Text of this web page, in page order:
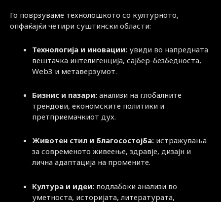
Го поврзуваме технолошкото со културното,
опфаќајќи четири суштински области:
Технологија и иновации: увиди во напредната
вештачка интелигенција, сајбер-безбедноста,
Web3 и метаверзумот.
Бизнис и пазари: анализи на глобалните
трендови, економските политики и
претприемачкиот дух.
Животен стил и благосостојба: истражувања
за современото живеење, здравје, дизајн и
лична адаптација на промените.
Култура и идеи: подлабоки анализи во
уметноста, историјата, литературата,